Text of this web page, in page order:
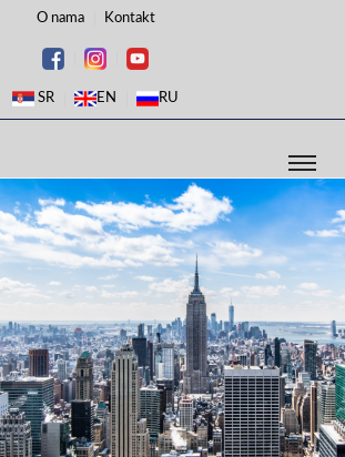
O nama Kontakt
SR EN RU